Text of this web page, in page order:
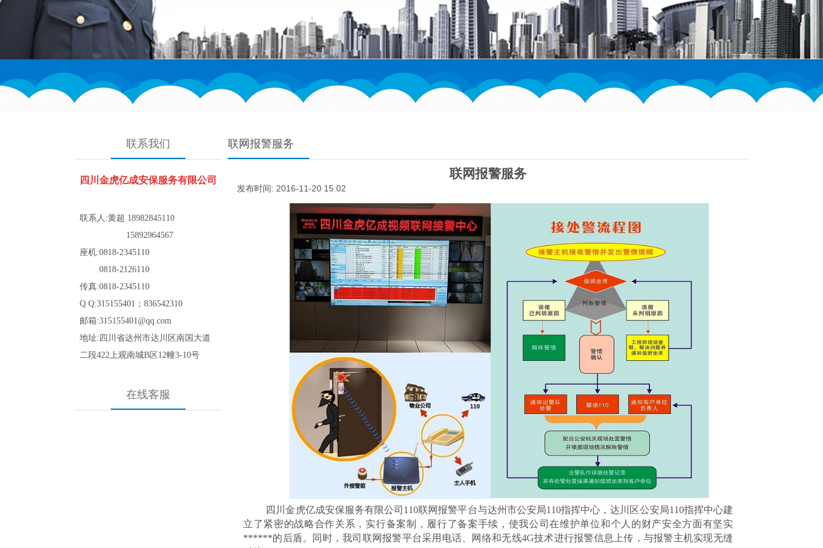
联系我们
四川金虎亿成安保服务有限公司
联系人:黄超 18982845110
15892964567
座机:0818-2345110
0818-2126110
传真:0818-2345110
Q Q:315155401；836542310
邮箱:315155401@qq.com
地址:四川省达州市达川区南国大道
二段422上观南城B区12幢3-10号
在线客服
联网报警服务
联网报警服务
发布时间: 2016-11-20 15:02
四川金虎亿成安保服务有限公司 110联网报警平台与达州市公安局110指挥中心，达川区公安局110指挥中心建
立了紧密的战略合作关系，实行备案制，履行了备案手续，使我公司在维护单位和个人的财产安全方面有坚实
******的后盾。同时，我司联网报警平台采用电话、网络和无线4G技术进行报警信息上传，与报警主机实现无缝